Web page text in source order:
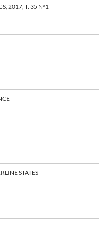
2017, T. 35 N°1
STATES